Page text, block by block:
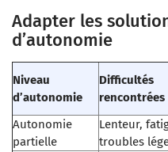
Adapter les
d’autonomie
Niveau
d’autonomie
Difficultés
rencontrées
Autonomie
partielle
Lenteur,
troubles